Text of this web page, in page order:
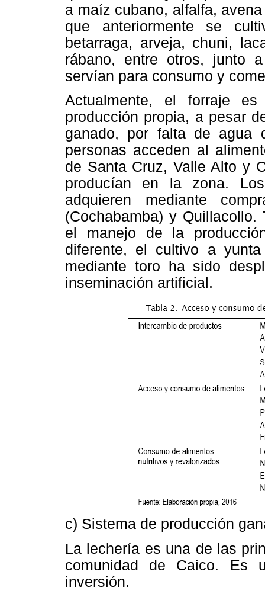
a maíz cubano, alfalfa,
que anteriormente se
betarraga, arveja, chuni,
rábano, entre otros, junto
servían para consumo y
Actualmente, el forraje
producción propia, a pesar
ganado, por falta de agua
personas acceden al
de Santa Cruz, Valle Alto y
producían en la zona.
adquieren mediante
(Cochabamba) y
el manejo de la
diferente, el cultivo a
mediante toro ha sido
inseminación artificial.
c) Sistema de producción
La lechería es una de las
comunidad de Caico. Es
inversión.